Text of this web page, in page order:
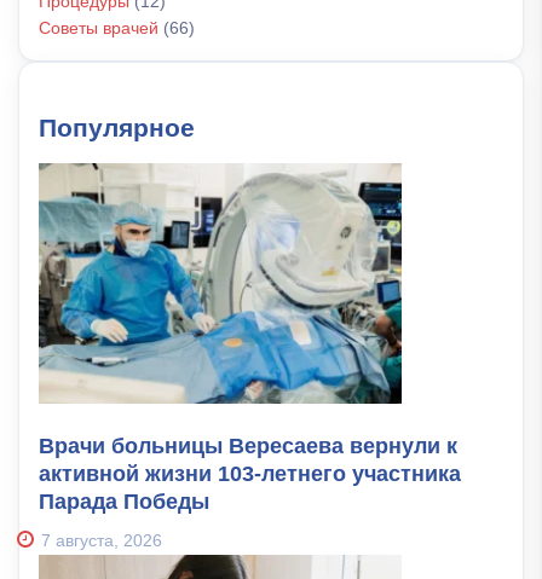
Советы врачей (66)
Популярное
Врачи больницы Вересаева вернули к
активной жизни 103-летнего участника
Парада Победы
7 августа, 2026